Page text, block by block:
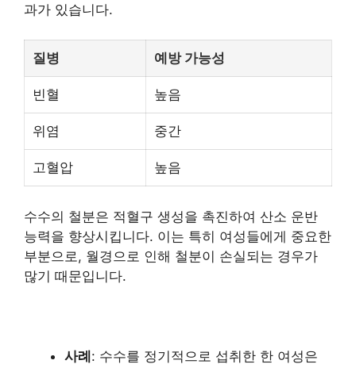
과가 있습니다.
질병 예방 가능성
빈혈 높음
위염 중간
고혈압 높음
수수의 철분은 적혈구 생성을 촉진하여 산소 운반
능력을 향상시킵니다. 이는 특히 여성들에게 중요한
부분으로, 월경으로 인해 철분이 손실되는 경우가
많기 때문입니다.
사례: 수수를 정기적으로 섭취한 한 여성은